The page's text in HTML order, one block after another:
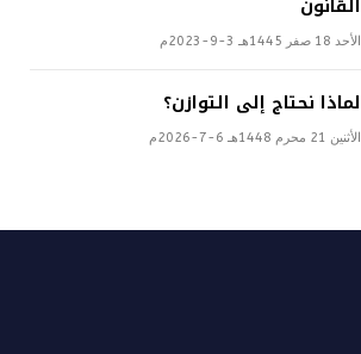
الأحد 18 صفر 1445هـ 3-9-2023م
لماذا نحتاج إلى التوازن؟
الأثنين 21 محرم 1448هـ 6-7-2026م